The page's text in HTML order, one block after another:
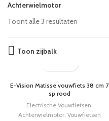
Achterwielmotor
Toont alle 3 resultaten
Toon zijbalk
E-Vision Matisse vouwfiets 38 cm 7
sp rood
Electrische Vouwfietsen
Achterwielmotor, Vouwfietsen